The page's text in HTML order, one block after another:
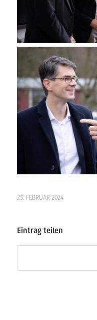
23. FEBRUAR 2024
Eintrag teilen